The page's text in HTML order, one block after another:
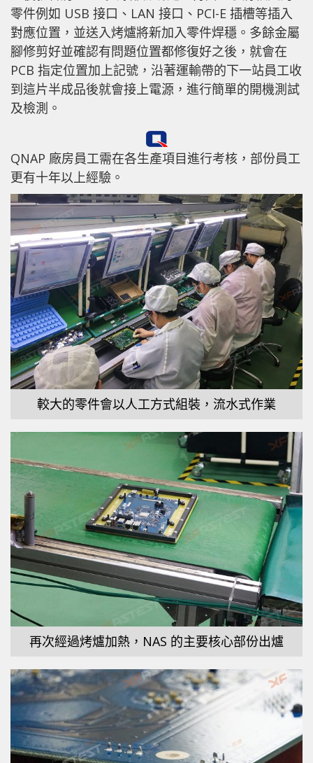
零件例如 USB 接口、LAN 接口、PCI-E 插槽等插入
對應位置，並送入烤爐將新加入零件焊穩。多餘金屬
腳修剪好並確認有問題位置都修復好之後，就會在
PCB 指定位置加上記號，沿著運輸帶的下一站員工收
到這片半成品後就會接上電源，進行簡單的開機測試
及檢測。
QNAP 廠房員工需在各生產項目進行考核，部份員工
更有十年以上經驗。
較大的零件會以人工方式組裝，流水式作業
再次經過烤爐加熱，NAS 的主要核心部份出爐